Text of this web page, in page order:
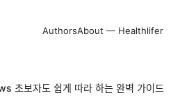
AuthorsAbout — Healthlifer
초보자도 쉽게 따라 하는 완벽 가이드